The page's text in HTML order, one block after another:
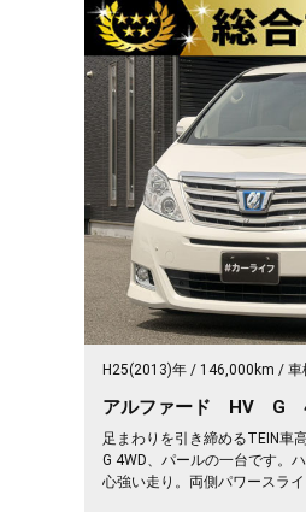
H25(2013)年 146,000km 車
アルファード HV G
足まわりを引き締めるTEIN車
G 4WD、パールの一台です。
心強い走り。両側パワースラ